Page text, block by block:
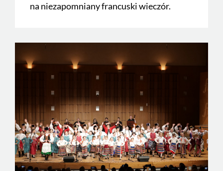
na niezapomniany francuski wieczór.